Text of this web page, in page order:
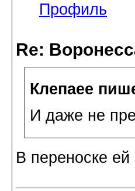
Профиль
Re:
Клепаee
И даже не
В переноске ей